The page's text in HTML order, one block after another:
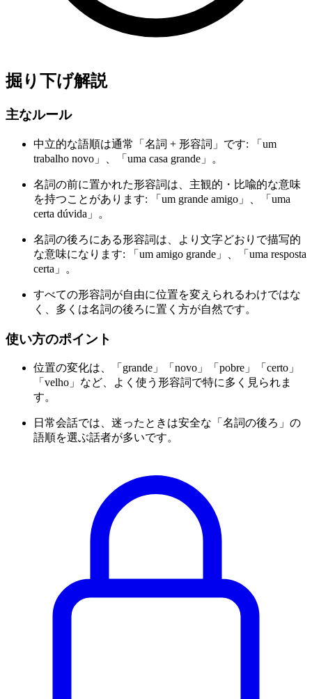
掘り下げ解説
主なルール
中立的な語順は通常「名詞 + 形容詞」です: 「um
trabalho novo」、「uma casa grande」。
名詞の前に置かれた形容詞は、主観的・比喩的な意味
を持つことがあります: 「um grande amigo」、「uma
certa dúvida」。
名詞の後ろにある形容詞は、より文字どおりで描写的
な意味になります: 「um amigo grande」、「uma resposta
certa」。
すべての形容詞が自由に位置を変えられるわけではな
く、多くは名詞の後ろに置く方が自然です。
使い方のポイント
位置の変化は、「grande」「novo」「pobre」「certo」
「velho」など、よく使う形容詞で特に多く見られま
す。
日常会話では、迷ったときは安全な「名詞の後ろ」の
語順を選ぶ話者が多いです。